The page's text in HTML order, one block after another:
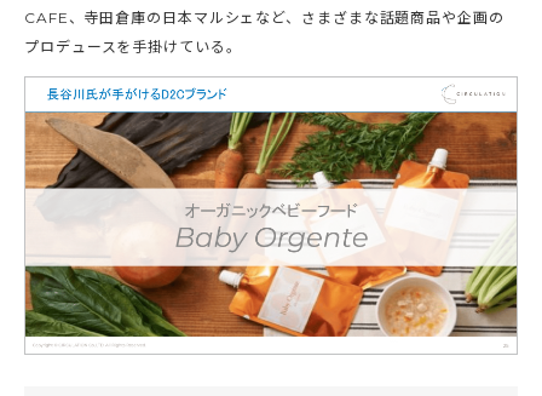
CAFE、寺田倉庫の日本マルシェなど、さまざまな話題商品や企画の
プロデュースを手掛けている。